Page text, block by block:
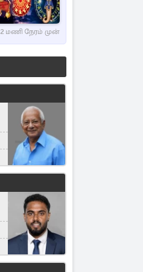
2 மணி நேரம் முன்